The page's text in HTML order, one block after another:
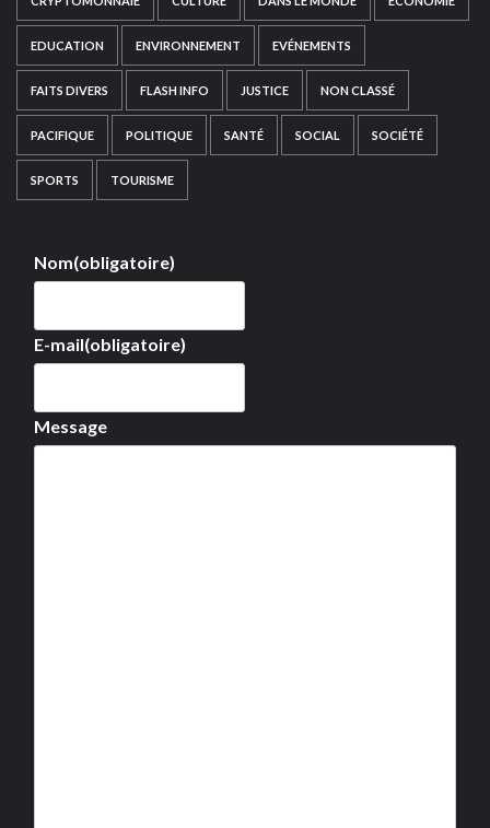
EDUCATION ENVIRONNEMENT EVÉNEMENTS
FAITS DIVERS FLASH INFO JUSTICE NON CLASSÉ
PACIFIQUE POLITIQUE SANTÉ SOCIAL SOCIÉTÉ
SPORTS TOURISME
Nom(obligatoire)
E-mail(obligatoire)
Message